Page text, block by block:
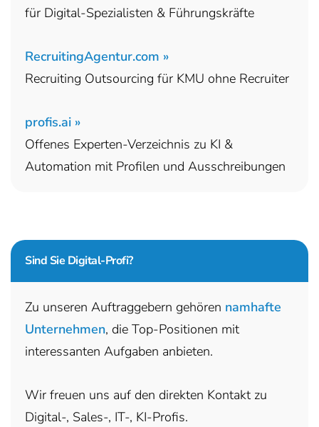
für Digital-Spezialisten & Führungskräfte
RecruitingAgentur.com »
Recruiting Outsourcing für KMU ohne Recruiter
profis.ai »
Offenes Experten-Verzeichnis zu KI &
Automation mit Profilen und Ausschreibungen
Sind Sie Digital-Profi?
Zu unseren Auftraggebern gehören namhafte
Unternehmen, die Top-Positionen mit
interessanten Aufgaben anbieten.
Wir freuen uns auf den direkten Kontakt zu
Digital-, Sales-, IT-, KI-Profis.